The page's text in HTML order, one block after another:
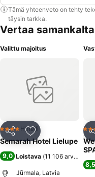
Tämä yhteenveto on tehty
täysin tarkka.
Vertaa
Valittu majoitus
Jaa Lisää
4 Tähtiluokitus
Hotelli
Semarah Hotel Lielupe
9,0 Loistava (11 106 arviota
Jūrmala, Latvia
4
8,5